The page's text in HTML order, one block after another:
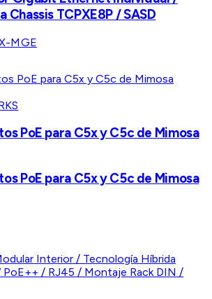
Chassis TCPXE8P / SASD
MGE
PoE para C5x y C5c de Mimosa
PoE para C5x y C5c de Mimosa